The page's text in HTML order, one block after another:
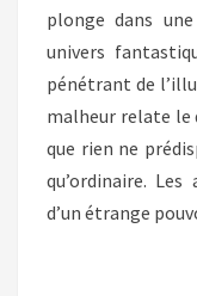
plonge dans
univers
pénétrant de
malheur relate le
que rien ne
qu’ordinaire.
d’un étrange